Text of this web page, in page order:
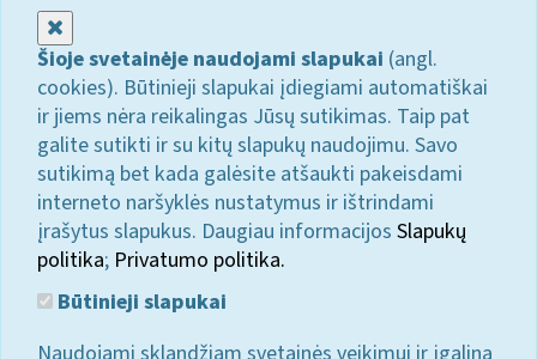
Šioje svetainėje naudojami slapukai (angl.
cookies). Būtinieji slapukai įdiegiami automatiškai
ir jiems nėra reikalingas Jūsų sutikimas. Taip pat
galite sutikti ir su kitų slapukų naudojimu. Savo
sutikimą bet kada galėsite atšaukti pakeisdami
interneto naršyklės nustatymus ir ištrindami
įrašytus slapukus. Daugiau informacijos Slapukų
politika; Privatumo politika.
Būtinieji slapukai